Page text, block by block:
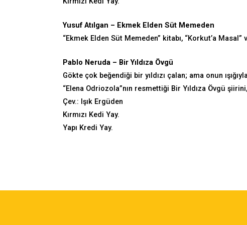
Yusuf Atılgan – Ekmek Elden Süt Memeden
“Ekmek Elden Süt Memeden” kitabı, “Korkut’a
Pablo Neruda – Bir Yıldıza Övgü
Gökte çok beğendiği bir yıldızı çalan; ama onun
“Elena Odriozola”nın resmettiği Bir Yıldıza Övgü
Çev.: Işık Ergüden
Kırmızı Kedi Yay.
Yapı Kredi Yay.